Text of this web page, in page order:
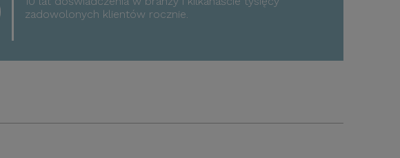
zadowolonych klientów rocznie.